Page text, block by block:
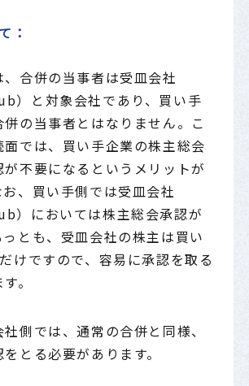
：
合併の当事者は受皿会社
）と対象会社であり、買い手
の当事者とはなりません。こ
面では、買い手企業の株主総会
不要になるというメリットが
、買い手側では受皿会社
）においては株主総会承認が
とも、受皿会社の株主は買い
けですので、容易に承認を取る
。
側では、通常の合併と同様、
とる必要があります。